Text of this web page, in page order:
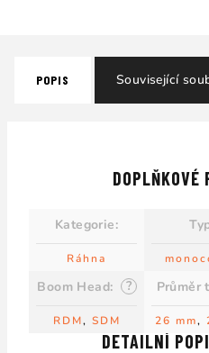
POPIS Související
DETAILNÍ
DOPLŇKOVÉ
Kategorie:
Ráhna
?
Boom Head:
RDM, SDM
Průměr
26 mm,